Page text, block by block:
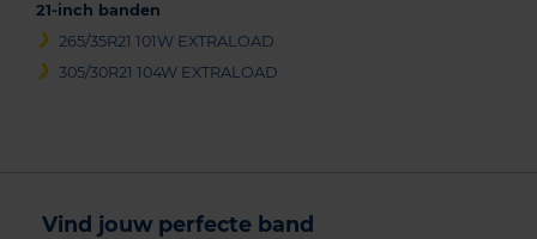
21-inch banden
265/35R21 101W EXTRALOAD
305/30R21 104W EXTRALOAD
Vind jouw perfecte band